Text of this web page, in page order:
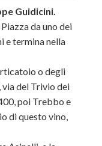
Guidicini.
da uno dei
e termina nella
o degli
del Trivio dei
poi Trebbo e
di questo vino,